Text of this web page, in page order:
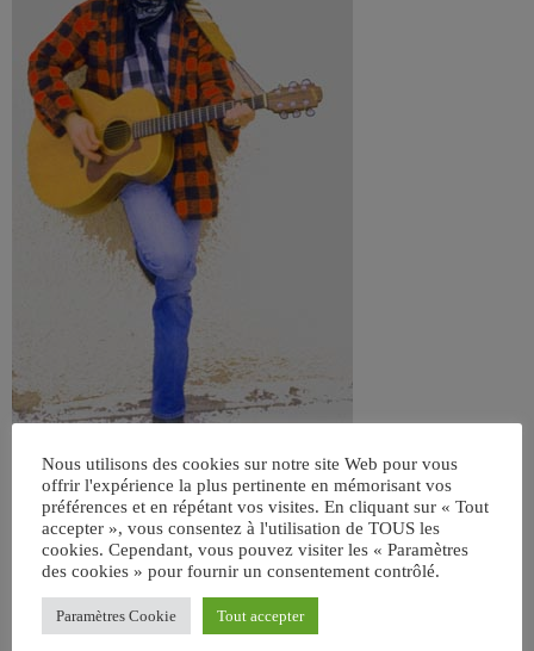
Nous utilisons des cookies sur notre site Web pour vous
offrir l'expérience la plus pertinente en mémorisant vos
préférences et en répétant vos visites. En cliquant sur « Tout
accepter », vous consentez à l'utilisation de TOUS les
cookies. Cependant, vous pouvez visiter les « Paramètres
des cookies » pour fournir un consentement contrôlé.
Paramètres Cookie Tout accepter